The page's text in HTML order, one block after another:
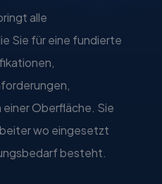
alle
Sie für eine fundierte
einer Oberfläche. Sie
wo eingesetzt
besteht.